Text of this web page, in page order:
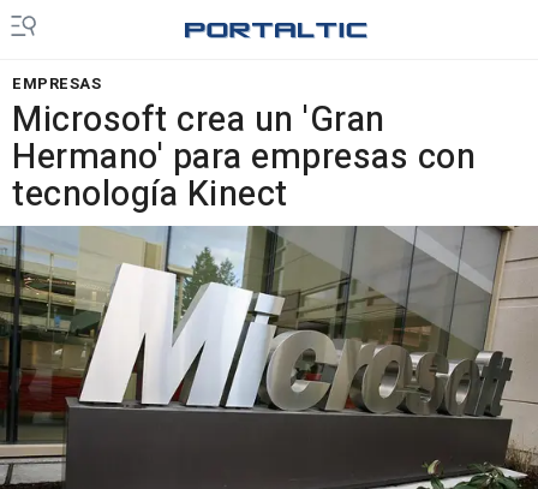
EMPRESAS
Microsoft crea un 'Gran
Hermano' para empresas con
tecnología Kinect